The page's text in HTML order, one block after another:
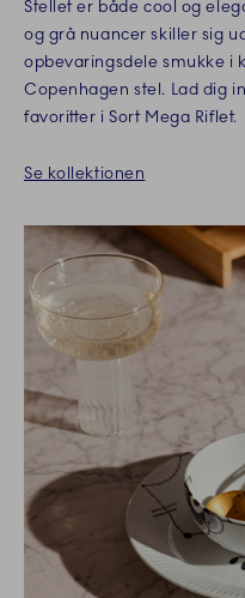
Stellet er både cool og
og grå nuancer skiller sig
opbevaringsdele smukke i
Copenhagen stel. Lad dig
favoritter i Sort Mega Riflet.
Se kollektionen